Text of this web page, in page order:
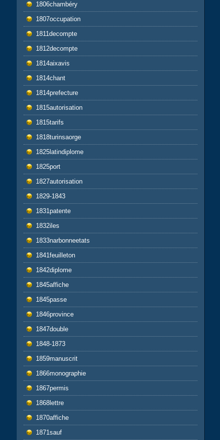
1806chambéry
1807occupation
1811decompte
1812decompte
1814aixavis
1814chant
1814prefecture
1815autorisation
1815tarifs
1818turinsaorge
1825latindiplome
1825port
1827autorisation
1829-1843
1831patente
1832iles
1833narbonneetats
1841feuilleton
1842diplome
1845affiche
1845passe
1846province
1847double
1848-1873
1859manuscrit
1866monographie
1867permis
1868lettre
1870affiche
1871sauf